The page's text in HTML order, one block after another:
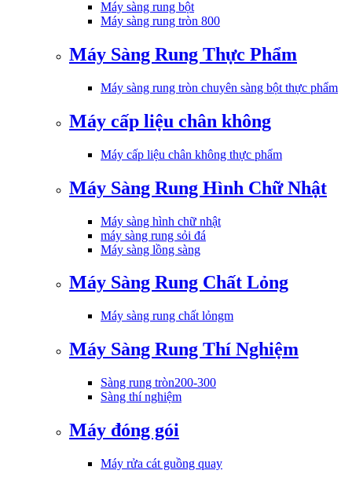
Máy sàng rung bột
Máy sàng rung tròn 800
Máy Sàng Rung Thực Phẩm
Máy sàng rung tròn chuyên sàng bột thực phẩm
Máy cấp liệu chân không
Máy cấp liệu chân không thực phẩm
Máy Sàng Rung Hình Chữ Nhật
Máy sàng hình chữ nhật
máy sàng rung sỏi đá
Máy sàng lồng sàng
Máy Sàng Rung Chất Lỏng
Máy sàng rung chất lỏngm
Máy Sàng Rung Thí Nghiệm
Sàng rung tròn200-300
Sàng thí nghiệm
Máy đóng gói
Máy rửa cát guồng quay